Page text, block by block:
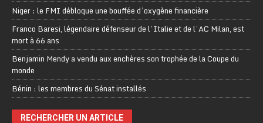
Niger : le FMI débloque une bouffée d’oxygène financière
Franco Baresi, légendaire défenseur de l’Italie et de l’AC Milan, est
mort à 66 ans
Benjamin Mendy a vendu aux enchères son trophée de la Coupe du
monde
Bénin : les membres du Sénat installés
RECHERCHER UN ARTICLE